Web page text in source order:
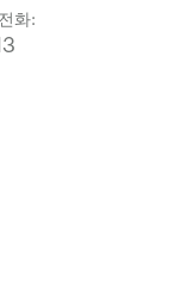
화: